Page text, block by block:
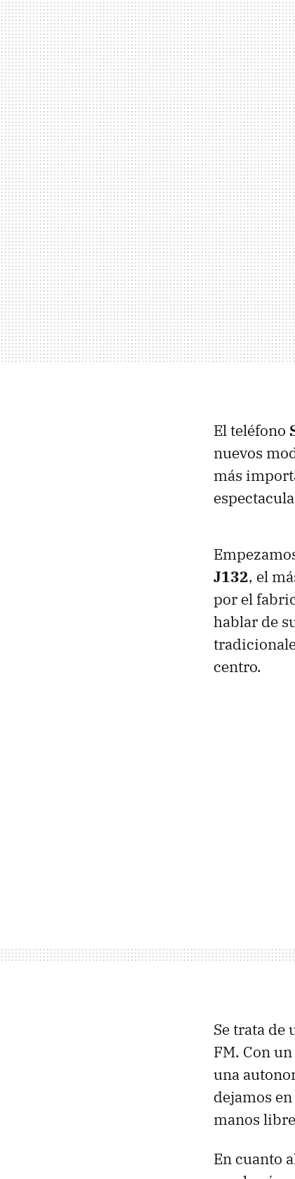
El teléfono
nuevos
más
J132, el
por el
hablar de
centro.
Se trata de
FM. Con
una
dejamos
manos
En cuanto